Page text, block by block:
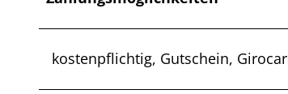
kostenpflichtig, Gutschein,